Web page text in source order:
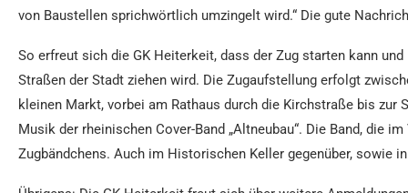
von Baustellen sprichwörtlich umzingelt wird.“ Die gute
So erfreut sich die GK Heiterkeit, dass der Zug starten kann
Straßen der Stadt ziehen wird. Die Zugaufstellung erfolgt
kleinen Markt, vorbei am Rathaus durch die Kirchstraße bis
Musik der rheinischen Cover-Band „Altneubau“. Die Band, die
Zugbändchens. Auch im Historischen Keller gegenüber, sowie